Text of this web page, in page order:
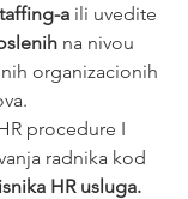
a ili uvedite
na nivou
organizacionih
procedure I
radnika kod
HR usluga.